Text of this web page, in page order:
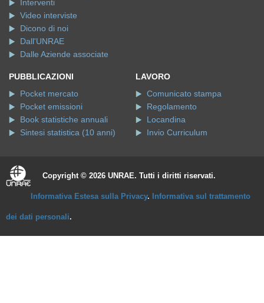
Interventi
Video interviste
Dicono di noi
Dall'UNRAE
Dalle Aziende associate
PUBBLICAZIONI
Pocket mercato
Pocket emissioni
Book statistiche annuali
Sintesi statistica (10 anni)
LAVORO
Comunicato stampa
Regolamento
Locandina
Invio Curriculum
Copyright © 2026 UNRAE. Tutti i diritti riservati.
Informativa Estesa sulla Privacy. Informativa sul trattamento
dei dati personali.